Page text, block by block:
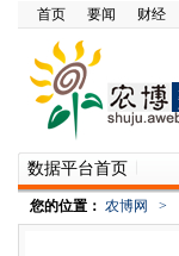
首页 要闻 财经
数据平台首页
您的位置： 农博网 >